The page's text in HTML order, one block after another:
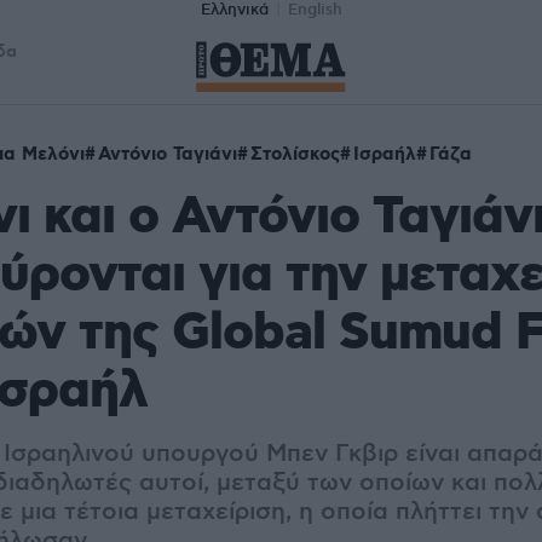
Ελληνικά English
Μελόνι Αντόνιο Ταγιάνι Στολίσκος Ισραήλ Γάζα
και ο Αντόνιο
για την
της Global Sumud
υπουργού Μπεν Γκβιρ είναι
αυτοί, μεταξύ των οποίων και
μια τέτοια μεταχείριση, η οποία πλήττει